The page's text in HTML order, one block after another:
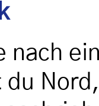
nach
du